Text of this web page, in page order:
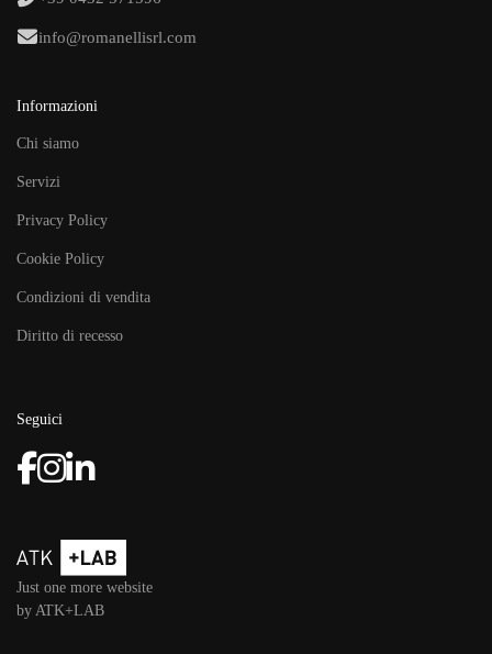
info@romanellisrl.com
Informazioni
Chi siamo
Servizi
Privacy Policy
Cookie Policy
Condizioni di vendita
Diritto di recesso
Seguici
Just one more website
by ATK+LAB